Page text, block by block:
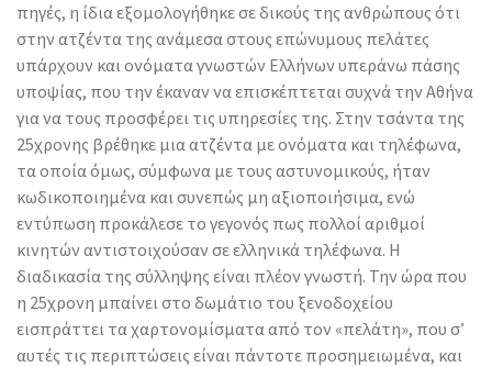
πηγές, η ίδια εξομολογήθηκε σε δικούς της ανθρώπους ότι
στην ατζέντα της ανάμεσα στους επώνυμους πελάτες
υπάρχουν και ονόματα γνωστών Ελλήνων υπεράνω πάσης
υποψίας, που την έκαναν να επισκέπτεται συχνά την Αθήνα
για να τους προσφέρει τις υπηρεσίες της. Στην τσάντα της
25χρονης βρέθηκε μια ατζέντα με ονόματα και τηλέφωνα,
τα οποία όμως, σύμφωνα με τους αστυνομικούς, ήταν
κωδικοποιημένα και συνεπώς μη αξιοποιήσιμα, ενώ
εντύπωση προκάλεσε το γεγονός πως πολλοί αριθμοί
κινητών αντιστοιχούσαν σε ελληνικά τηλέφωνα. Η
διαδικασία της σύλληψης είναι πλέον γνωστή. Την ώρα που
η 25χρονη μπαίνει στο δωμάτιο του ξενοδοχείου
εισπράττει τα χαρτονομίσματα από τον «πελάτη», που σ’
αυτές τις περιπτώσεις είναι πάντοτε προσημειωμένα, και